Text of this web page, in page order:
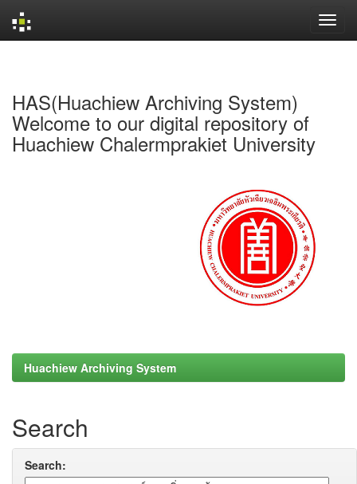
HAS(Huachiew Archiving System)
Welcome to our digital repository of
Huachiew Chalermprakiet University
Huachiew Archiving System
Search
Search: